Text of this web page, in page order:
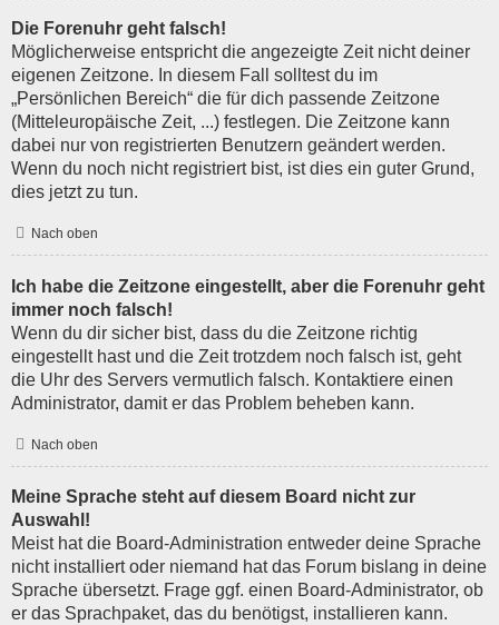
Die Forenuhr geht falsch!
Möglicherweise entspricht die angezeigte Zeit nicht deiner
eigenen Zeitzone. In diesem Fall solltest du im
„Persönlichen Bereich“ die für dich passende Zeitzone
(Mitteleuropäische Zeit, ...) festlegen. Die Zeitzone kann
dabei nur von registrierten Benutzern geändert werden.
Wenn du noch nicht registriert bist, ist dies ein guter Grund,
dies jetzt zu tun.
Nach oben
Ich habe die Zeitzone eingestellt, aber die Forenuhr geht
immer noch falsch!
Wenn du dir sicher bist, dass du die Zeitzone richtig
eingestellt hast und die Zeit trotzdem noch falsch ist, geht
die Uhr des Servers vermutlich falsch. Kontaktiere einen
Administrator, damit er das Problem beheben kann.
Nach oben
Meine Sprache steht auf diesem Board nicht zur
Auswahl!
Meist hat die Board-Administration entweder deine Sprache
nicht installiert oder niemand hat das Forum bislang in deine
Sprache übersetzt. Frage ggf. einen Board-Administrator, ob
er das Sprachpaket, das du benötigst, installieren kann.